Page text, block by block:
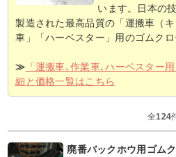
います。日本の
製造された最高品質の「運搬車（
車」「ハーベスター」用のゴムクロ
≫ 「運搬車､作業車､ハーベスター
細と価格一覧はこちら
全124
廃番バックホウ用ゴム